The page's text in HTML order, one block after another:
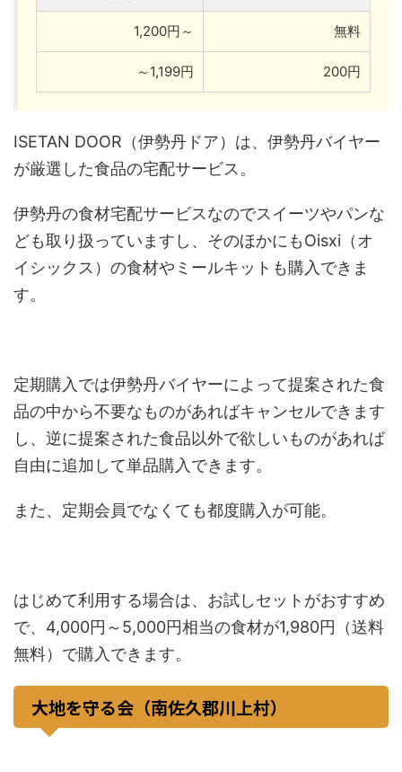
1,200円～ 無料
～1,199円 200円
ISETAN DOOR（伊勢丹ドア）は、伊勢丹バイヤー
が厳選した食品の宅配サービス。
伊勢丹の食材宅配サービスなのでスイーツやパンな
ども取り扱っていますし、そのほかにもOisxi（オ
イシックス）の食材やミールキットも購入できま
す。
定期購入では伊勢丹バイヤーによって提案された食
品の中から不要なものがあればキャンセルできます
し、逆に提案された食品以外で欲しいものがあれば
自由に追加して単品購入できます。
また、定期会員でなくても都度購入が可能。
はじめて利用する場合は、お試しセットがおすすめ
で、4,000円～5,000円相当の食材が1,980円（送料
無料）で購入できます。
大地を守る会（南佐久郡川上村）